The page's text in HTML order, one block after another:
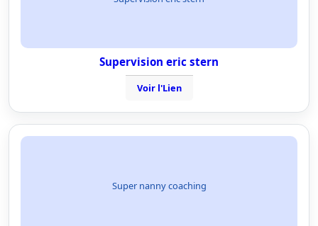
Supervision eric stern
Voir l'Lien
Super nanny coaching